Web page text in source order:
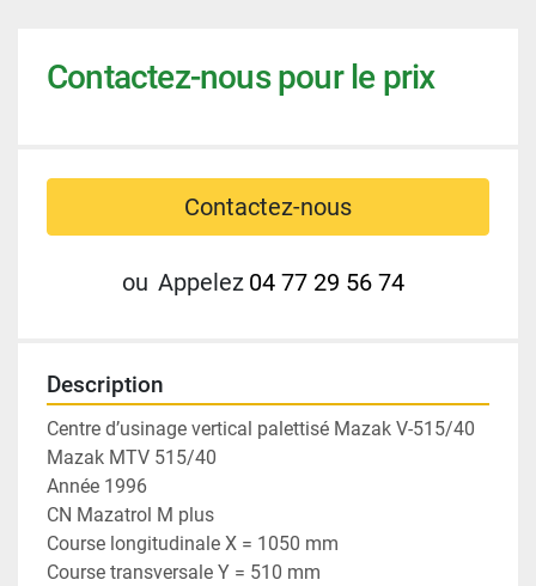
Contactez-nous pour le prix
Contactez-nous
ou Appelez 04 77 29 56 74
Description
Centre d’usinage vertical palettisé Mazak V-515/40
Mazak MTV 515/40
Année 1996
CN Mazatrol M plus
Course longitudinale X = 1050 mm
Course transversale Y = 510 mm